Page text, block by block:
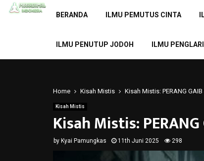
BERANDA ILMU PEMUTUS CINTA
ILMU PENUTUP JODOH ILMU
Home Kisah Mistis Kisah Mistis: PERANG GAIB
Kisah Mistis
Kisah Mistis: PERANG
by Kyai Pamungkas 11th Juni 2025 298